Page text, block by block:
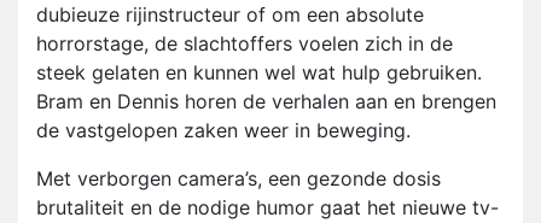
dubieuze rijinstructeur of om een absolute
horrorstage, de slachtoffers voelen zich in de
steek gelaten en kunnen wel wat hulp gebruiken.
Bram en Dennis horen de verhalen aan en brengen
de vastgelopen zaken weer in beweging.
Met verborgen camera’s, een gezonde dosis
brutaliteit en de nodige humor gaat het nieuwe tv-